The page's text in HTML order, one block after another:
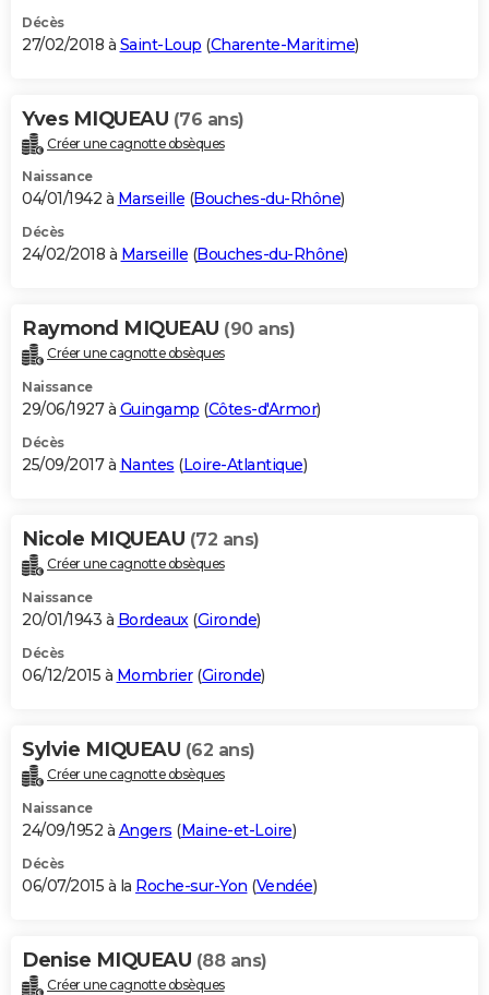
Décès
27/02/2018 à Saint-Loup (Charente-Maritime)
Yves MIQUEAU (76 ans)
Créer une cagnotte obsèques
Naissance
04/01/1942 à Marseille (Bouches-du-Rhône)
Décès
24/02/2018 à Marseille (Bouches-du-Rhône)
Raymond MIQUEAU (90 ans)
Créer une cagnotte obsèques
Naissance
29/06/1927 à Guingamp (Côtes-d'Armor)
Décès
25/09/2017 à Nantes (Loire-Atlantique)
Nicole MIQUEAU (72 ans)
Créer une cagnotte obsèques
Naissance
20/01/1943 à Bordeaux(Gironde)
Décès
06/12/2015 à Mombrier(Gironde)
Sylvie MIQUEAU (62 ans)
Créer une cagnotte obsèques
Naissance
24/09/1952 à Angers (Maine-et-Loire)
Décès
06/07/2015 à la Roche-sur-Yon (Vendée)
Denise MIQUEAU (88 ans)
Créer une cagnotte obsèques